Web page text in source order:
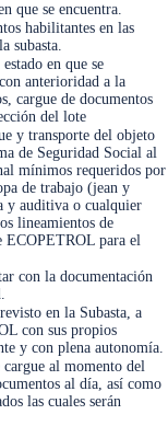
que se encuentra.
habilitantes en las
subasta.
en que se
anterioridad a la
cargue de documentos
del lote
y transporte del objeto
de Seguridad Social al
mínimos requeridos por
de trabajo (jean y
y auditiva o cualquier
lineamientos de
ECOPETROL para el
con la documentación
en la Subasta, a
con sus propios
y con plena autonomía.
al momento del
al día, así como
las cuales serán